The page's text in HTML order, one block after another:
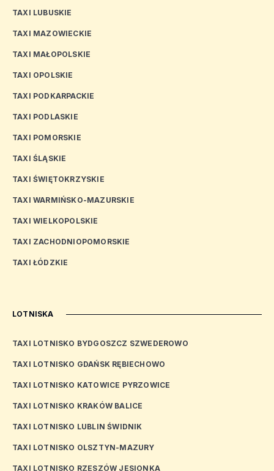
TAXI LUBUSKIE
TAXI MAZOWIECKIE
TAXI MAŁOPOLSKIE
TAXI OPOLSKIE
TAXI PODKARPACKIE
TAXI PODLASKIE
TAXI POMORSKIE
TAXI ŚLĄSKIE
TAXI ŚWIĘTOKRZYSKIE
TAXI WARMIŃSKO-MAZURSKIE
TAXI WIELKOPOLSKIE
TAXI ZACHODNIOPOMORSKIE
TAXI ŁÓDZKIE
LOTNISKA
TAXI LOTNISKO BYDGOSZCZ SZWEDEROWO
TAXI LOTNISKO GDAŃSK RĘBIECHOWO
TAXI LOTNISKO KATOWICE PYRZOWICE
TAXI LOTNISKO KRAKÓW BALICE
TAXI LOTNISKO LUBLIN ŚWIDNIK
TAXI LOTNISKO OLSZTYN-MAZURY
TAXI LOTNISKO RZESZÓW JESIONKA